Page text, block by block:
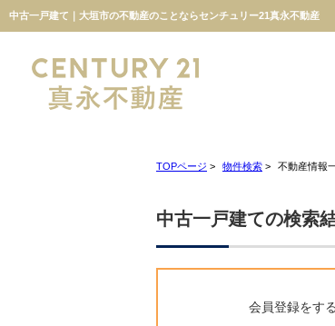
中古一戸建て｜大垣市の不動産のことならセンチュリー21真永不動産
TOPページ > 物件検索 > 不動産情報
中古一戸建ての検索
会員登録をす